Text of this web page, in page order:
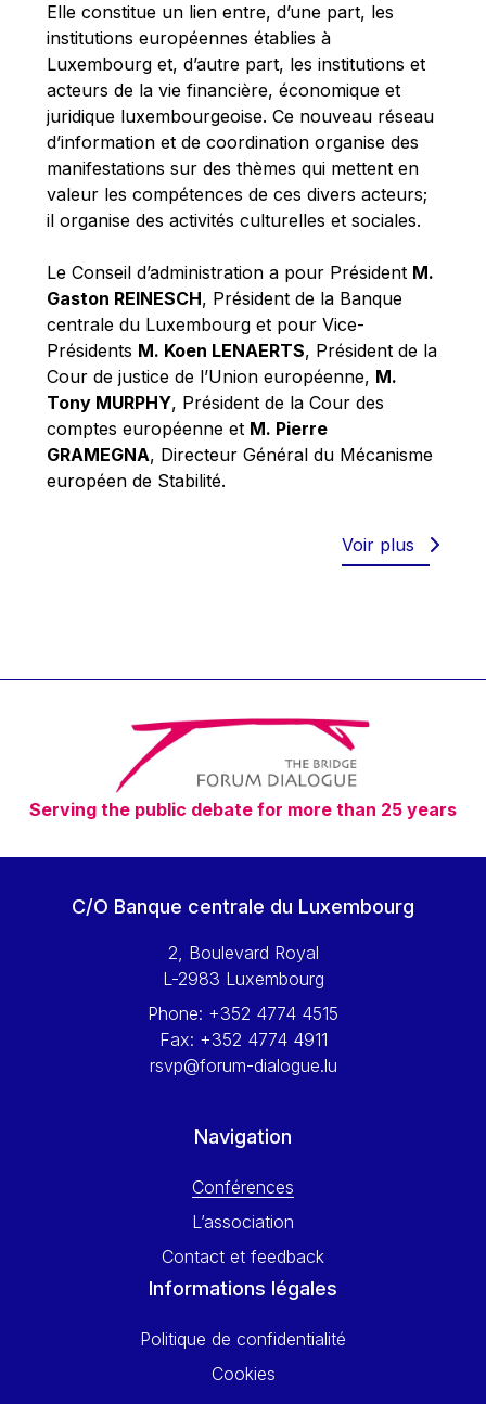
Michael Sohlman
Michel Goedert
Mireille Delmas-Marty
Nobuo Tanaka
Otmar Issing
Paolo Mengozzi
Paschal Donohoe
Pat Cox
Patrizia Nanz
Philippe Maystadt
Pierre Gramegna
Richard Pelly
Robert Goebbels
Robert REYNDERS
Timothy Radcliffe
Vaclav Klaus
Vassilios Skouris
Vítor Manuel da Silva Caldeira
Viviane Reding
Walter Hagg
Wolfgang Ketterle
Yossi Beillin
Yves FRANCHET
Elle constitue un lien entre, d’une part, les
institutions européennes établies à
Luxembourg et, d’autre part, les institutions et
acteurs de la vie financière, économique et
juridique luxembourgeoise. Ce nouveau réseau
d’information et de coordination organise des
manifestations sur des thèmes qui mettent en
valeur les compétences de ces divers acteurs;
il organise des activités culturelles et sociales.
Le Conseil d’administration a pour Président M.
Gaston REINESCH, Président de la Banque
centrale du Luxembourg et pour Vice-
Présidents M. Koen LENAERTS, Président de la
Cour de justice de l’Union européenne, M.
Tony MURPHY, Président de la Cour des
comptes européenne et M. Pierre
GRAMEGNA, Directeur Général du Mécanisme
européen de Stabilité.
Voir plus
Serving the public debate for more than 25 years
C/O Banque centrale du Luxembourg
2, Boulevard Royal
L-2983 Luxembourg
Phone: +352 4774 4515
Fax: +352 4774 4911
rsvp@forum-dialogue.lu
Navigation
Conférences
L’association
Contact et feedback
Informations légales
Politique de confidentialité
Cookies